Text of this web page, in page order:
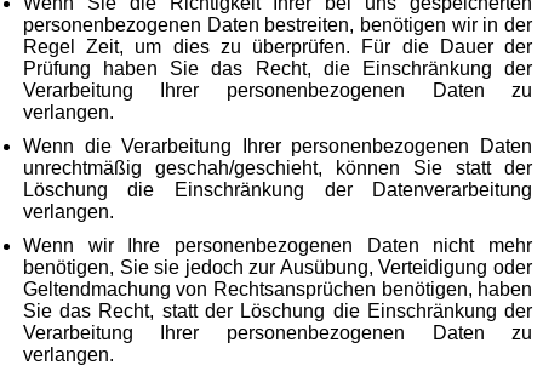
personenbezogenen Daten bestreiten, benötigen wir in der
Regel Zeit, um dies zu überprüfen. Für die Dauer der
Prüfung haben Sie das Recht, die Einschränkung der
Verarbeitung Ihrer personenbezogenen Daten zu
verlangen.
Wenn die Verarbeitung Ihrer personenbezogenen Daten
unrechtmäßig geschah/geschieht, können Sie statt der
Löschung die Einschränkung der Datenverarbeitung
verlangen.
Wenn wir Ihre personenbezogenen Daten nicht mehr
benötigen, Sie sie jedoch zur Ausübung, Verteidigung oder
Geltendmachung von Rechtsansprüchen benötigen, haben
Sie das Recht, statt der Löschung die Einschränkung der
Verarbeitung Ihrer personenbezogenen Daten zu
verlangen.